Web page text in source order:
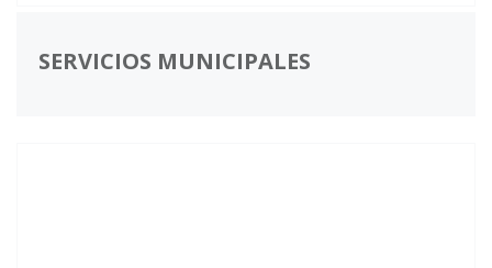
SERVICIOS MUNICIPALES